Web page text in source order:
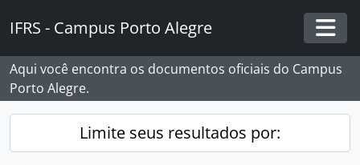
IFRS - Campus Porto Alegre
Aqui você encontra os documentos oficiais do Campus
Porto Alegre.
Limite seus resultados por: